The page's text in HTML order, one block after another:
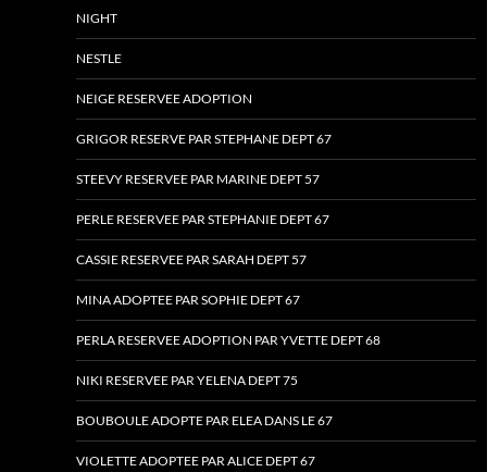
NIGHT
NESTLE
NEIGE RESERVEE ADOPTION
GRIGOR RESERVE PAR STEPHANE DEPT 67
STEEVY RESERVEE PAR MARINE DEPT 57
PERLE RESERVEE PAR STEPHANIE DEPT 67
CASSIE RESERVEE PAR SARAH DEPT 57
MINA ADOPTEE PAR SOPHIE DEPT 67
PERLA RESERVEE ADOPTION PAR YVETTE DEPT 68
NIKI RESERVEE PAR YELENA DEPT 75
BOUBOULE ADOPTE PAR ELEA DANS LE 67
VIOLETTE ADOPTEE PAR ALICE DEPT 67